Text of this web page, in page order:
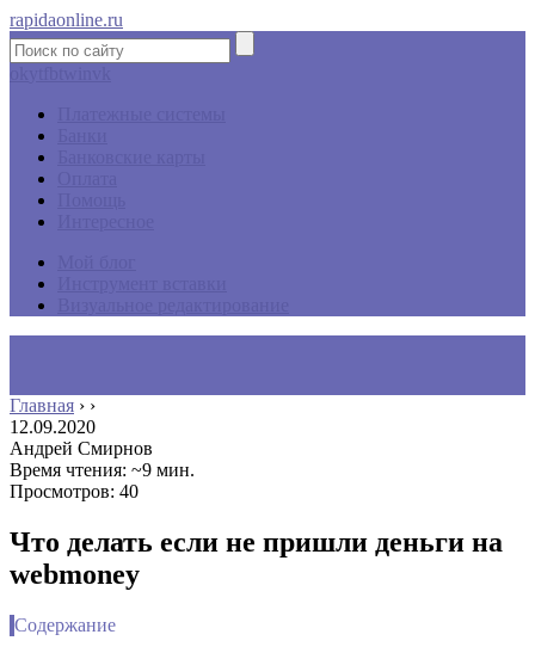
rapidaonline.ru
Главная › ›
12.09.2020
Андрей Смирнов
Время чтения: ~9 мин.
Просмотров: 40
Что делать если не пришли деньги на
webmoney
Содержание